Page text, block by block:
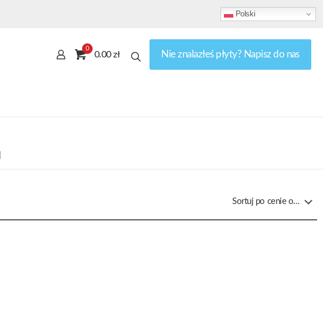
Polski
0
0.00 zł Nie znalazłeś płyty? Napisz do nas